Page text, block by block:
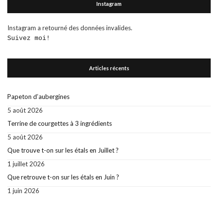
Instagram
Instagram a retourné des données invalides.
Suivez moi!
Articles récents
Papeton d’aubergines
5 août 2026
Terrine de courgettes à 3 ingrédients
5 août 2026
Que trouve t-on sur les étals en Juillet ?
1 juillet 2026
Que retrouve t-on sur les étals en Juin ?
1 juin 2026